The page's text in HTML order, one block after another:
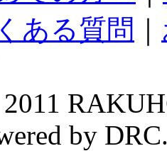
ある質問
by